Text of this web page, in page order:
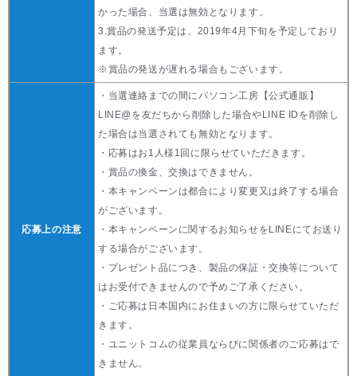
かった場合、当選は無効となります。
3.賞品の発送予定は、2019年4月下旬を予定しており
ます。
※賞品の発送が遅れる場合もございます。
応募上の注意
・当選連絡までの間にパソコン工房【公式通販】
LINE@を友だちから削除した場合やLINE IDを削除し
た場合は当選されても無効となります。
・応募はお1人様1回に限らせていただきます。
・賞品の換金、交換はできません。
・本キャンペーンは都合により変更又は終了する場合
がございます。
・本キャンペーンに関するお知らせをLINEにてお送り
する場合がございます。
・プレゼント品につき、製品の保証・交換等について
はお受付できませんので予めご了承ください。
・ご応募は日本国内にお住まいの方に限らせていただ
きます。
・ユニットコムの従業員ならびに関係者のご応募はで
きません。